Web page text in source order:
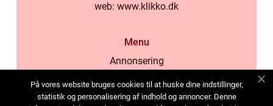
web: www.klikko.dk
Menu
Annonsering
Cookies
På vores website bruges cookies til at huske dine indstillinger,
statistik og personalisering af indhold og annoncer. Denne